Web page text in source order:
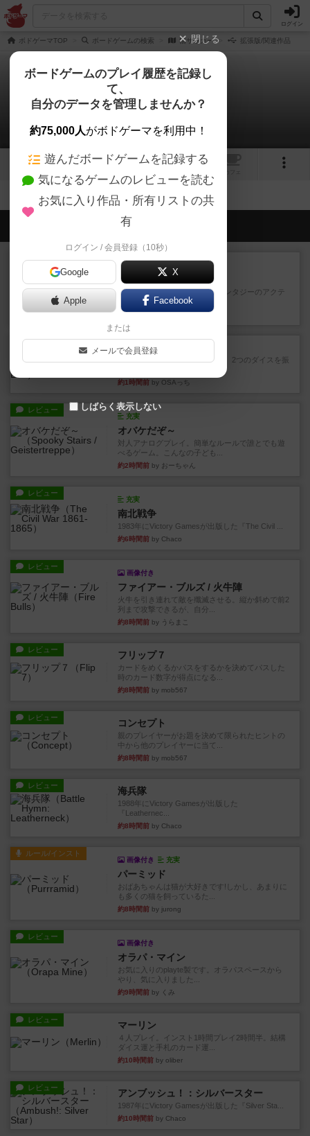
ログイン
ボドゲーマTOP ボードゲームの検索 猫サッカー 拡張版/関連作品
猫サッカー
拡張/関連作品 0件
会員の新しい投稿
レビュー
エコーズ・オブ・タイム
カードゲームにファイナルファンタジーのアクテ
ィブタイムバトル（もしくは...
22分前by ジェイとと
レビュー シャット・ザ・ボックス
とてもシンプルなダイスゲーム。2つのダイスを振
約1時間前 by OSAっち
レビュー
充実
オバケだぞ～
対人アナログプレイ。簡単なルールで誰とでも遊
べるゲーム。こんなの子ども...
約2時間前 by おーちゃん
レビュー
充実
南北戦争
1983年にVictory Gamesが出版した『The Civil ...
約6時間前 by Chaco
レビュー
画像付き
ファイアー・ブルズ / 火牛陣
火牛を引き連れて敵を殲滅させる。縦か斜めで前2
列まで攻撃できるが、自分...
約8時間前 by うらまこ
レビュー フリップ７
カードをめくるかパスをするかを決めてパスした
時のカード数字が得点になる...
約8時間前 by mob567
レビュー コンセプト
親のプレイヤーがお題を決めて限られたヒントの
中から他のプレイヤーに当て...
約8時間前 by mob567
レビュー 海兵隊
1988年にVictory Gamesが出版した
『Leathernec...
約8時間前 by Chaco
ルール/インスト
画像付き 充実
パーミッド
おばあちゃんは猫が大好きです!しかし、あまりに
も多くの猫を飼っているた...
約8時間前 by jurong
レビュー
画像付き
オラパ・マイン
お気に入りのplayte製です。オラパスペースから
やり、気に入りました...
約9時間前 by くみ
レビュー マーリン
４人プレイ。インスト1時間プレイ2時間半。結構
ダイス運と手札のカード運...
約10時間前 by oliber
レビュー アンブッシュ！：シルバースター
1987年にVictory Gamesが出版した『Silver Sta...
約10時間前 by Chaco
閉じる
ボードゲームのプレイ履歴を記録し
て、
自分のデータを管理しませんか？
約75,000人がボドゲーマを利用中！
遊んだボードゲームを記録する
気になるゲームのレビューを読む
お気に入り作品・所有リストの共
有
ログイン / 会員登録（10秒）
Google X
Apple Facebook
または
メールで会員登録
しばらく表示しない